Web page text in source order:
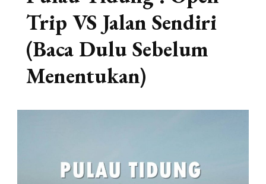
Trip VS Jalan Sendiri
(Baca Dulu Sebelum
Menentukan)